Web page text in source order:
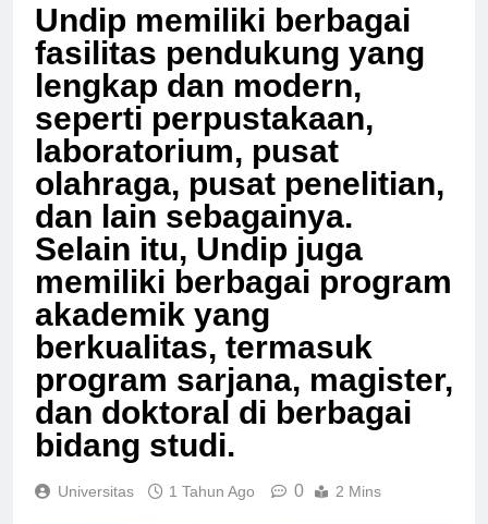
Undip memiliki berbagai
fasilitas pendukung yang
lengkap dan modern,
seperti perpustakaan,
laboratorium, pusat
olahraga, pusat penelitian,
dan lain sebagainya.
Selain itu, Undip juga
memiliki berbagai program
akademik yang
berkualitas, termasuk
program sarjana, magister,
dan doktoral di berbagai
bidang studi.
Universitas 1 Tahun Ago 0 2 Mins